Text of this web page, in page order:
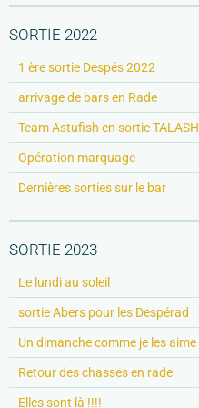
SORTIE 2022
1 ère sortie Despés 2022
arrivage de bars en Rade
Team Astufish en sortie TALASH
Opération marquage
Dernières sorties sur le bar
SORTIE 2023
Le lundi au soleil
sortie Abers pour les Despérad
Un dimanche comme je les aime
Retour des chasses en rade
Elles sont là !!!!